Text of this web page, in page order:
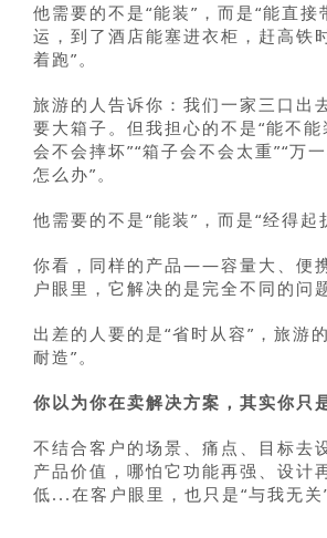
他需要的不是“能装”，而是“能直接
运，到了酒店能塞进衣柜，赶高铁
着跑”。
旅游的人告诉你：我们一家三口出
要大箱子。但我担心的不是“能不能
会不会摔坏”“箱子会不会太重”“万
怎么办”。
他需要的不是“能装”，而是“经得起
你看，同样的产品——容量大、便
户眼里，它解决的是完全不同的问
出差的人要的是“省时从容”，旅游
耐造”。
你以为你在卖解决方案，其实你只
不结合客户的场景、痛点、目标去
产品价值，哪怕它功能再强、设计
低...在客户眼里，也只是“与我无关